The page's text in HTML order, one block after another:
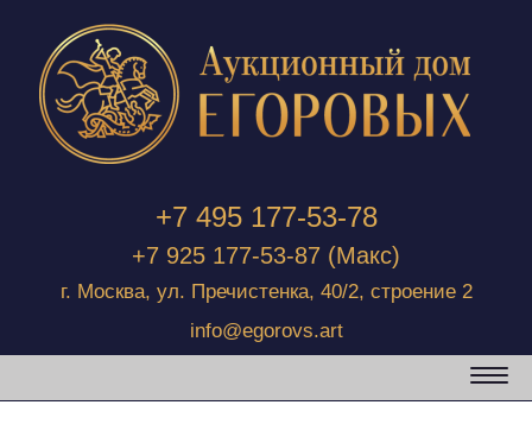
+7 495 177-53-78
+7 925 177-53-87 (Макс)
г. Москва, ул. Пречистенка, 40/2, строение 2
info@egorovs.art